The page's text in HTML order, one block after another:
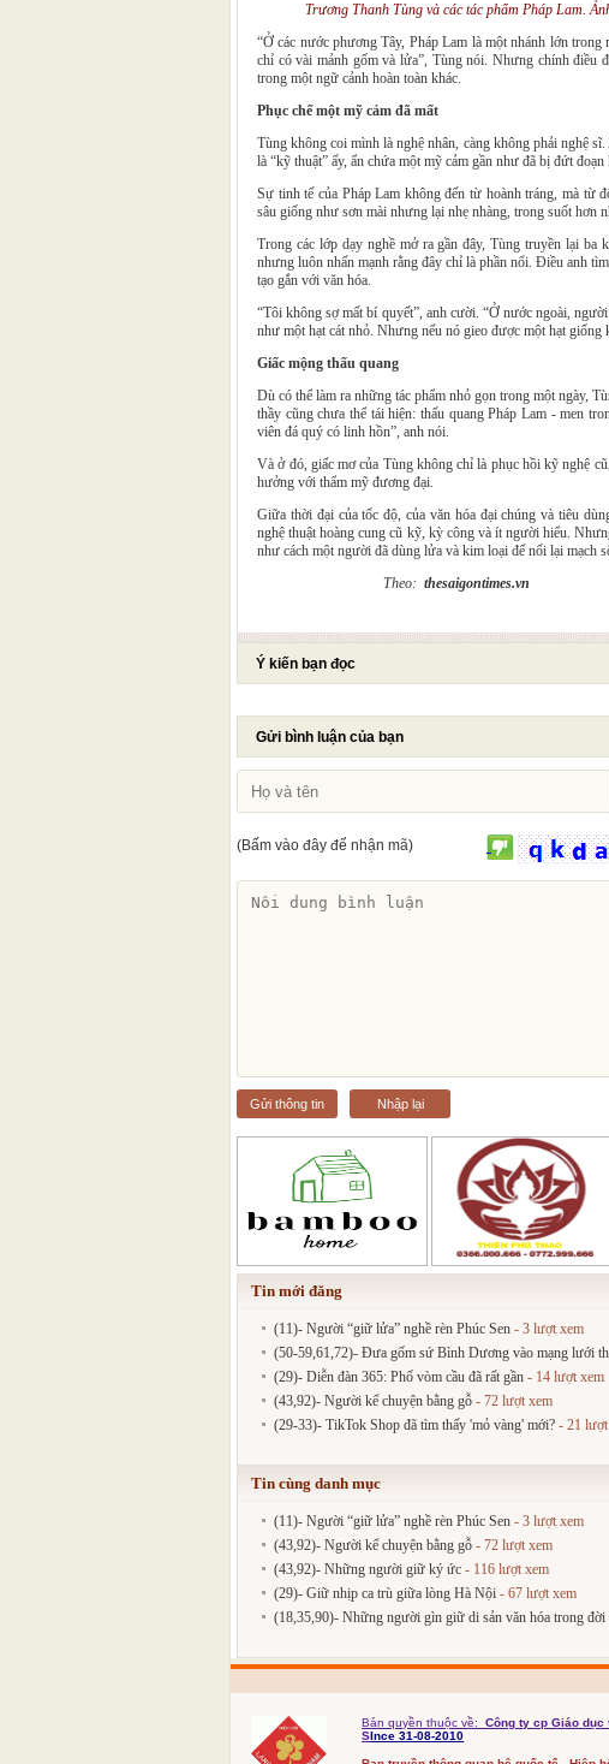
Trương Thanh Tùng và các tác phẩm Pháp Lam.
“Ở các nước phương Tây, Pháp Lam là một nhánh lớn
chỉ có vài mảnh gốm và lửa”, Tùng nói. Nhưng chính điều
trong một ngữ cảnh hoàn toàn khác.
Phục chế một mỹ cảm đã mất
Tùng không coi mình là nghệ nhân, càng không phải nghệ
là “kỹ thuật” ấy, ẩn chứa một mỹ cảm gần như đã bị đứt
Sự tinh tế của Pháp Lam không đến từ hoành tráng, mà từ
sâu giống như sơn mài nhưng lại nhẹ nhàng, trong suốt hơn
Trong các lớp dạy nghề mở ra gần đây, Tùng truyền lại ba
nhưng luôn nhấn mạnh rằng đây chỉ là phần nổi. Điều anh
tạo gắn với văn hóa.
“Tôi không sợ mất bí quyết”, anh cười. “Ở nước ngoài,
như một hạt cát nhỏ. Nhưng nếu nó gieo được một hạt giống
Giấc mộng thấu quang
Dù có thể làm ra những tác phẩm nhỏ gọn trong một ngày,
thầy cũng chưa thể tái hiện: thấu quang Pháp Lam - men
viên đá quý có linh hồn”, anh nói.
Và ở đó, giấc mơ của Tùng không chỉ là phục hồi kỹ nghệ
hưởng với thẩm mỹ đương đại.
Giữa thời đại của tốc độ, của văn hóa đại chúng và tiêu
nghệ thuật hoàng cung cũ kỹ, kỳ công và ít người hiểu.
như cách một người đã dùng lửa và kim loại để nối lại mạch
Theo: thesaigontimes.vn
Ý kiến bạn đọc
Gửi bình luận của bạn
(Bấm vào đây để nhận mã)
Gửi thông tin Nhập lại
Tin mới đăng
(11)- Người “giữ lửa” nghề rèn Phúc Sen - 3 lượt xem
(50-59,61,72)- Đưa gốm sứ Bình Dương vào mạng lưới
(29)- Diễn đàn 365: Phố vòm cầu đã rất gần - 14 lượt xem
(43,92)- Người kể chuyện bằng gỗ - 72 lượt xem
(29-33)- TikTok Shop đã tìm thấy 'mỏ vàng' mới? - 21
Tin cùng danh mục
(11)- Người “giữ lửa” nghề rèn Phúc Sen - 3 lượt xem
(43,92)- Người kể chuyện bằng gỗ - 72 lượt xem
(43,92)- Những người giữ ký ức - 116 lượt xem
(29)- Giữ nhịp ca trù giữa lòng Hà Nội - 67 lượt xem
(18,35,90)- Những người gìn giữ di sản văn hóa trong đời
Bản quyền thuộc về:
Công ty cp Giáo dục
SInce 31-08-2010